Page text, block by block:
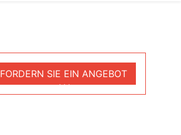
FORDERN SIE EIN ANGEBOT
AN